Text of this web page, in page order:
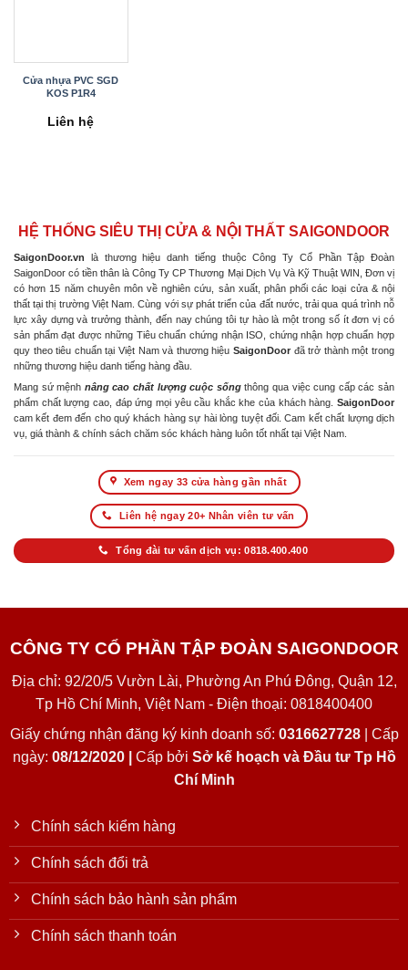
Cửa nhựa PVC SGD
KOS P1R4
Liên hệ
HỆ THỐNG SIÊU THỊ CỬA & NỘI THẤT SAIGONDOOR
SaigonDoor.vn là thương hiệu danh tiếng thuộc Công Ty Cổ Phần Tập Đoàn
SaigonDoor có tiền thân là Công Ty CP Thương Mại Dịch Vụ Và Kỹ Thuật WIN, Đơn vị
có hơn 15 năm chuyên môn về nghiên cứu, sản xuất, phân phối các loại cửa & nội
thất tại thị trường Việt Nam. Cùng với sự phát triển của đất nước, trải qua quá trình nỗ
lực xây dựng và trưởng thành, đến nay chúng tôi tự hào là một trong số ít đơn vị có
sản phẩm đạt được những Tiêu chuẩn chứng nhận ISO, chứng nhận hợp chuẩn hợp
quy theo tiêu chuẩn tại Việt Nam và thương hiệu SaigonDoor đã trở thành một trong
những thương hiệu danh tiếng hàng đầu.
Mang sứ mệnh nâng cao chất lượng cuộc sốngthông qua việc cung cấp các sản
phẩm chất lượng cao, đáp ứng mọi yêu cầu khắc khe của khách hàng. SaigonDoor
cam kết đem đến cho quý khách hàng sự hài lòng tuyệt đối. Cam kết chất lượng dịch
vụ, giá thành & chính sách chăm sóc khách hàng luôn tốt nhất tại Việt Nam.
Xem ngay 33 cửa hàng gần nhất
Liên hệ ngay 20+ Nhân viên tư vấn
Tổng đài tư vấn dịch vụ: 0818.400.400
CÔNG TY CỔ PHẦN TẬP ĐOÀN SAIGONDOOR
Địa chỉ: 92/20/5 Vườn Lài, Phường An Phú Đông, Quận 12,
Tp Hồ Chí Minh, Việt Nam - Điện thoại: 0818400400
Giấy chứng nhận đăng ký kinh doanh số: 0316627728| Cấp
ngày: 08/12/2020 | Cấp bởi Sở kế hoạch và Đầu tư Tp Hồ
Chí Minh
Chính sách kiểm hàng
Chính sách đổi trả
Chính sách bảo hành sản phẩm
Chính sách thanh toán